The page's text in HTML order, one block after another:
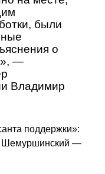
были
о
—
Владимир
поддержки»:
Шемуршинский —